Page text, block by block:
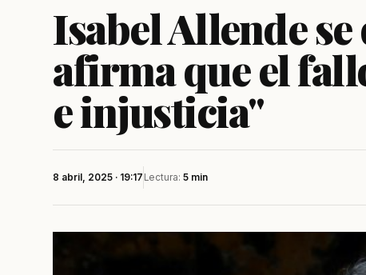
Isabel Allende
afirma que el
e injusticia"
8 abril, 2025 · 19:17 Lectura: 5 min